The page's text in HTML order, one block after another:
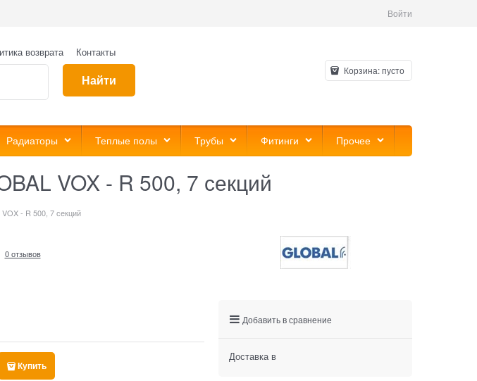
Войти
возврата Контакты
Найти
Корзина:пусто
Радиаторы Теплые полы Трубы Фитинги Прочее
VOX - R 500, 7 секций
- R 500, 7 секций
0 отзывов
Купить
Добавить в сравнение
Доставка в